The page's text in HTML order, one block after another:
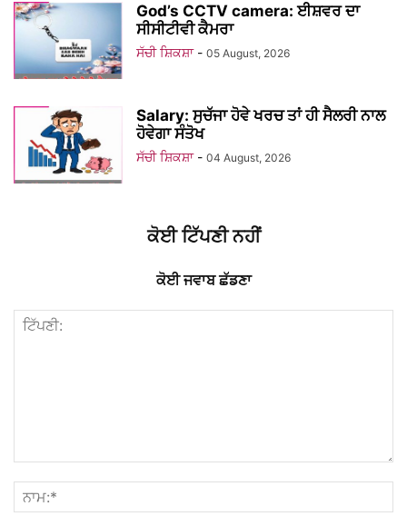
God’s CCTV camera: ਈਸ਼ਵਰ ਦਾ
ਸੀਸੀਟੀਵੀ ਕੈਮਰਾ
ਸੱਚੀ ਸ਼ਿਕਸ਼ਾ - 05 August, 2026
Salary: ਸੁਚੱਜਾ ਹੋਵੇ ਖਰਚ ਤਾਂ ਹੀ ਸੈਲਰੀ ਨਾਲ
ਹੋਵੇਗਾ ਸੰਤੋਖ
ਸੱਚੀ ਸ਼ਿਕਸ਼ਾ - 04 August, 2026
ਕੋਈ ਟਿੱਪਣੀ ਨਹੀਂ
ਕੋਈ ਜਵਾਬ ਛੱਡਣਾ